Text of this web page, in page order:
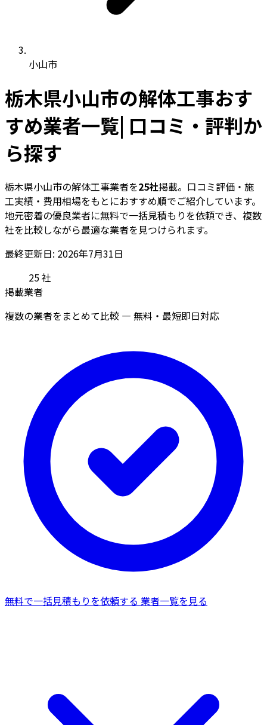
小山市
栃木県小山市の解体工事おす
すめ業者一覧| 口コミ・評判か
ら探す
栃木県小山市の解体工事業者を25社掲載。口コミ評価・施
工実績・費用相場をもとにおすすめ順でご紹介しています。
地元密着の優良業者に無料で一括見積もりを依頼でき、複数
社を比較しながら最適な業者を見つけられます。
最終更新日: 2026年7月31日
25社
掲載業者
複数の業者をまとめて比較 — 無料・最短即日対応
無料で一括見積もりを依頼する 業者一覧を見る